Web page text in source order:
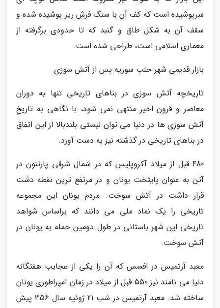
سرپوشیده است که کف آن با سنگ فرش ریز پوشیده شده و
سقف آن به شکل طاق و گنبد که تا حدودی برگرفته از
معماری اسلامی است، طراحی شده است.
بازار قدیمی شهر حلب سوریه پس از آتش سوزی
تاریخچه آتش سوزی در بناهای تاریخی تنها به دوران
معاصر و قرون اخیر منتهی نمی شود، با نگاهی به تاریخِ
آتش سوزی ها در دنیا می توان لیستی بلندبالا از این اتفاق
در بناهای تاریخی در گذشته نیز به دست آورد.
480 قبل از میلاد آکروپلیس که در شمال شرقی پارتنون در
آتن به عنوان پایتخت یونان و در مرتفع ترین نقطه دشت
قرار داشت در آتش سوخت. مردم یونان این مجموعه
تاریخی را یک نماد ملی می دانند که براساس شواهد
تاریخی این شهر باستانی در طول دومین حمله به یونان در
آتش سوخت.
معبد آرتمیس در افسس که آن را یکی از عجایب هفتگانه
دنیا می نامند نیز 550 قبل از میلاد در زمان امپراطوری یونان
ساخته شد. معبد آرتمیس در شب 21 ژوئیه سال 356 پیش